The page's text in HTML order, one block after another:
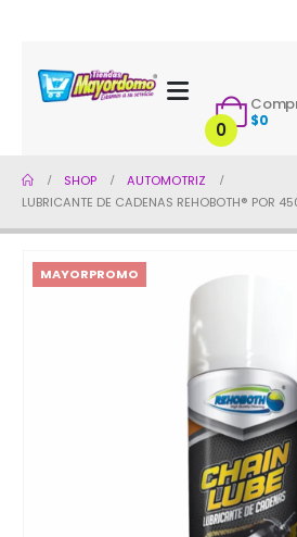
0 $0
SHOP
AUTOMOTRIZ
LUBRICANTE DE CADENAS REHOBOTH® POR
MAYORPROMO